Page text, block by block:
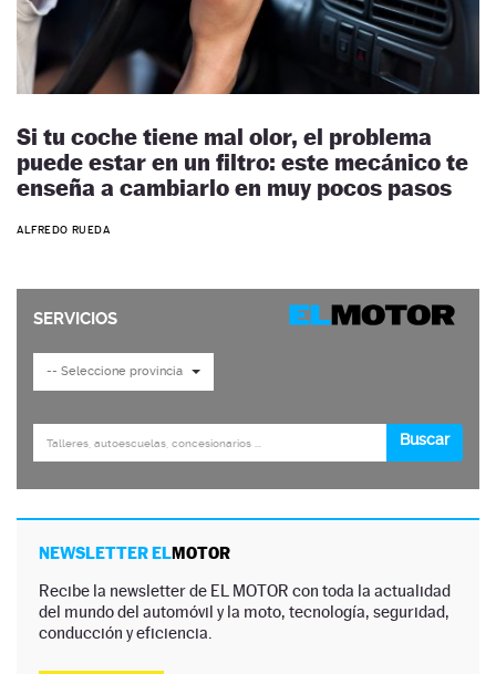
Si tu coche tiene mal olor, el problema
puede estar en un filtro: este mecánico te
enseña a cambiarlo en muy pocos pasos
ALFREDO RUEDA
NEWSLETTER ELMOTOR
Recibe la newsletter de EL MOTOR con toda la actualidad
del mundo del automóvil y la moto, tecnología, seguridad,
conducción y eficiencia.